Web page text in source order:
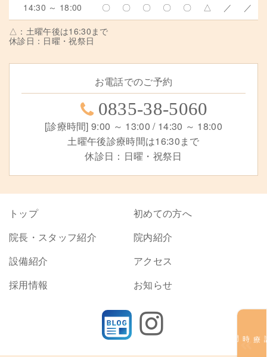
14:30 ～ 18:00 〇 〇 〇 〇 〇 △ ／
／
△：土曜午後は16:30まで
休診日：日曜・祝祭日
お電話でのご予約
0835-38-5060
[診療時間] 9:00 ～ 13:00 / 14:30 ～ 18:00
土曜午後診療時間は16:30まで
休診日：日曜・祝祭日
トップ
初めての方へ
院長・スタッフ紹介
院内紹介
設備紹介
アクセス
採用情報
お知らせ